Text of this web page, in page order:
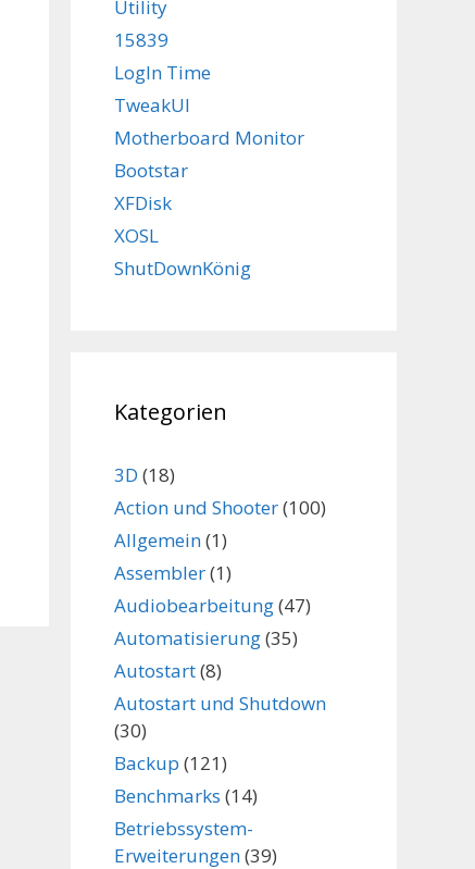
Utility
15839
LogIn Time
TweakUI
Motherboard Monitor
Bootstar
XFDisk
XOSL
ShutDownKönig
Kategorien
3D (18)
Action und Shooter(100)
Allgemein(1)
Assembler(1)
Audiobearbeitung(47)
Automatisierung(35)
Autostart(8)
Autostart und Shutdown
(30)
Backup (121)
Benchmarks (14)
Betriebssystem-
Erweiterungen(39)